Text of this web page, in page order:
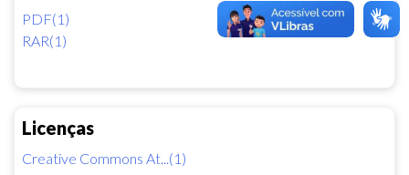
PDF(1)
RAR(1)
Licenças
Creative Commons At...(1)